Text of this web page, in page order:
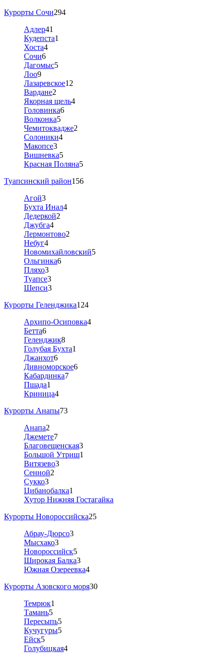
Курорты Сочи294
Адлер41
Кудепста1
Хоста4
Сочи6
Дагомыс5
Лоо9
Лазаревское12
Вардане2
Якорная щель4
Головинка6
Волконка5
Чемитоквадже2
Солоники4
Макопсе3
Вишневка5
Красная Поляна5
Туапсинский район156
Агой3
Бухта Инал4
Дедеркой2
Джубга4
Лермонтово2
Небуг4
Новомихайловский5
Ольгинка6
Пляхо3
Туапсе3
Шепси3
Курорты Геленджика124
Архипо-Осиповка4
Бетта6
Геленджик8
Голубая Бухта1
Джанхот6
Дивноморское6
Кабардинка7
Пшада1
Криница4
Курорты Анапы73
Анапа2
Джемете7
Благовещенская3
Большой Утриш1
Витязево3
Сенной2
Сукко3
Цибанобалка1
Хутор Нижняя Гостагайка
Курорты Новороссийска25
Абрау-Дюрсо3
Мысхако3
Новороссийск5
Широкая Балка3
Южная Озереевка4
Курорты Азовского моря30
Темрюк1
Тамань5
Пересыпь5
Кучугуры5
Ейск5
Голубицкая4